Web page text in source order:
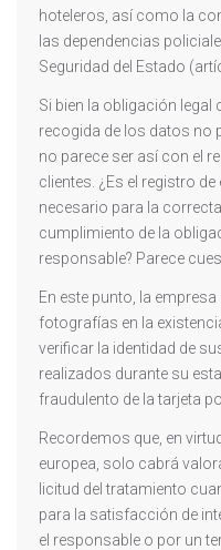
hoteleros, así como la
las dependencias
Seguridad del Estado
Si bien la obligación legal
recogida de los datos no
no parece ser así con el
clientes. ¿Es el registro
necesario para la
cumplimiento de la
responsable? Parece
En este punto, la
fotografías en la
verificar la identidad de
realizados durante su
fraudulento de la tarjeta
Recordemos que, en
europea, solo cabrá
licitud del tratamiento
para la satisfacción de
el responsable o por un